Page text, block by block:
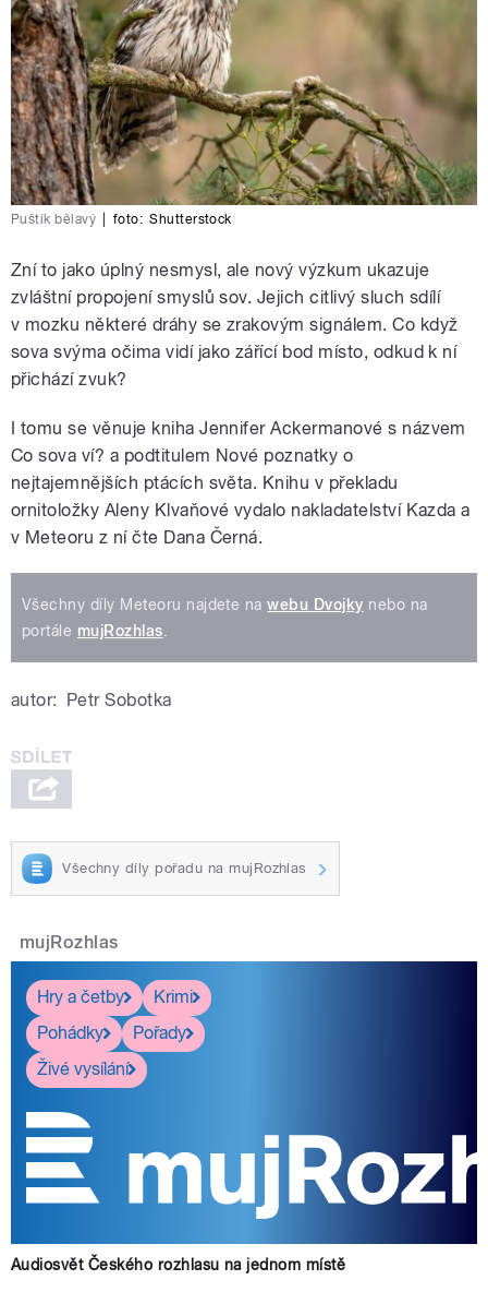
Puštík bělavý foto: Shutterstock
Zní to jako úplný nesmysl, ale nový výzkum ukazuje
zvláštní propojení smyslů sov. Jejich citlivý sluch sdílí
v mozku některé dráhy se zrakovým signálem. Co když
sova svýma očima vidí jako zářící bod místo, odkud k ní
přichází zvuk?
I tomu se věnuje kniha Jennifer Ackermanové s názvem
Co sova ví? a podtitulem Nové poznatky o
nejtajemnějších ptácích světa. Knihu v překladu
ornitoložky Aleny Klvaňové vydalo nakladatelství Kazda a
v Meteoru z ní čte Dana Černá.
Všechny díly Meteoru najdete nawebu Dvojky nebo na
portále mujRozhlas.
autor: Petr Sobotka
Všechny díly pořadu na mujRozhlas
mujRozhlas
Hry a četby
Krimi
Pohádky
Pořady
Živé vysílání
Audiosvět Českého rozhlasu na jednom místě